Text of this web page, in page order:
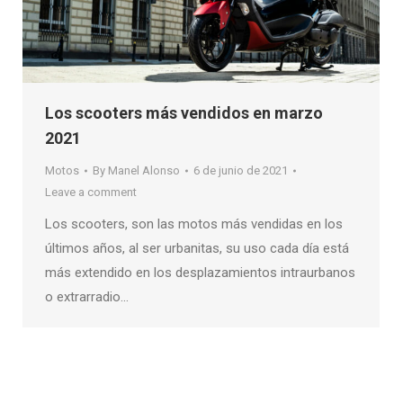
Los scooters más vendidos en marzo
2021
Motos By Manel Alonso
6 de junio de 2021
Leave a comment
Los scooters, son las motos más vendidas en los
últimos años, al ser urbanitas, su uso cada día está
más extendido en los desplazamientos intraurbanos
o extrarradio…